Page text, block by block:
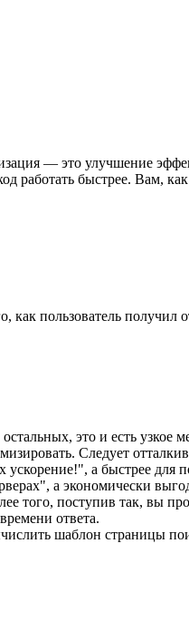
— это улучшение
работать быстрее. Вам,
пользователь получил
это и есть узкое
Следует
а быстрее для
а экономически
того, поступив так, вы
ответа.
шаблон страницы